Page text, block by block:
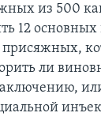
из 500
12
присяжных,
ли